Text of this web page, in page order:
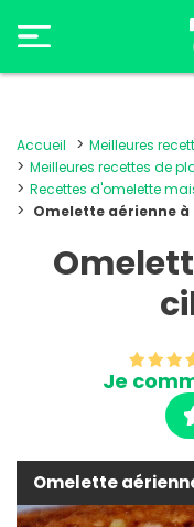
Accueil
Meilleures
Meilleures recettes de
Recettes d'omelette
Omelette aérienne
Je
Omelette